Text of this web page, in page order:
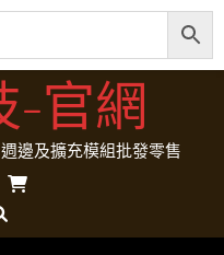
-官網
週邊及擴充模組批發零售